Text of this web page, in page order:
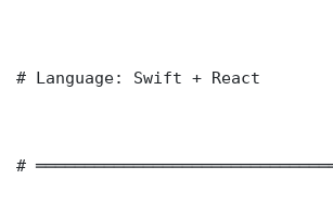
# Language: Swift + React
#